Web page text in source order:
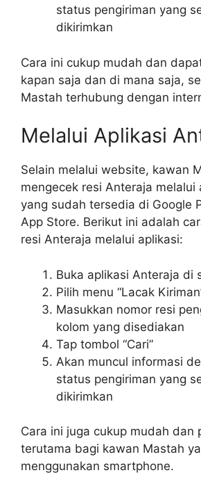
status pengiriman yang
dikirimkan
Cara ini cukup mudah dan
kapan saja dan di mana saja,
Mastah terhubung dengan
Melalui Aplikasi
Selain melalui website, kawan
mengecek resi Anteraja melalui
yang sudah tersedia di Google
App Store. Berikut ini adalah
resi Anteraja melalui aplikasi:
Buka aplikasi Anteraja di
Pilih menu “Lacak
Masukkan nomor resi
kolom yang disediakan
Tap tombol “Cari”
Akan muncul informasi
status pengiriman yang
dikirimkan
Cara ini juga cukup mudah dan
terutama bagi kawan Mastah
menggunakan smartphone.